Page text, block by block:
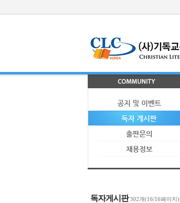
공지 및 이벤트
독자 게시판
출판문의
채용정보
독자게시판302개(16/16페이지)